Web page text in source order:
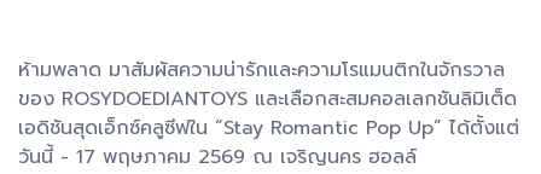
ห้ามพลาด มาสัมผัสความน่ารักและความโรแมนติกในจักรวาล
ของ ROSYDOEDIANTOYS และเลือกสะสมคอลเลกชันลิมิเต็ด
เอดิชันสุดเอ็กซ์คลูซีฟใน “Stay Romantic Pop Up” ได้ตั้งแต่
วันนี้ - 17 พฤษภาคม 2569 ณ เจริญนคร ฮอลล์